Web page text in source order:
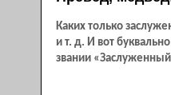
Каких только
и т. д. И вот
звании